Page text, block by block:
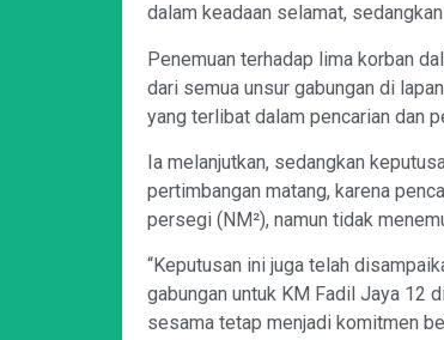
dalam keadaan selamat,
Penemuan terhadap lima korban
dari semua unsur gabungan di
yang terlibat dalam pencarian dan
Ia melanjutkan, sedangkan
pertimbangan matang, karena
persegi (NM²), namun tidak
“Keputusan ini juga telah
gabungan untuk KM Fadil Jaya 12
sesama tetap menjadi komitmen